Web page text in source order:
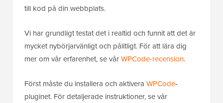
till kod på din webbplats.
Vi har grundligt testat det i realtid och funnit att det är
mycket nybörjarvänligt och pålitligt. För att lära dig
mer om vår erfarenhet, se vårWPCode-recension.
Först måste du installera och aktivera WPCode-
pluginet. För detaljerade instruktioner, se vår